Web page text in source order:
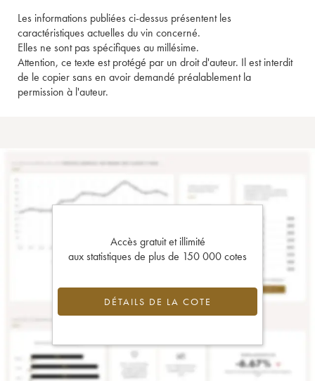
Les informations publiées ci-dessus présentent les
caractéristiques actuelles du vin concerné.
Elles ne sont pas spécifiques au millésime.
Attention, ce texte est protégé par un droit d'auteur. Il est interdit
de le copier sans en avoir demandé préalablement la
permission à l'auteur.
Accès gratuit et illimité
aux statistiques de plus de 150 000 cotes
DÉTAILS DE LA COTE